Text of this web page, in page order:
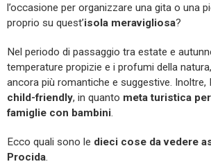
l’occasione per organizzare una gita o una
proprio su quest’isola meravigliosa?
Nel periodo di passaggio tra estate e
temperature propizie e i profumi della
ancora più romantiche e suggestive. Inoltre,
child-friendly, in quanto meta turistica
famiglie con bambini.
Ecco quali sono le dieci cose da vedere
Procida.